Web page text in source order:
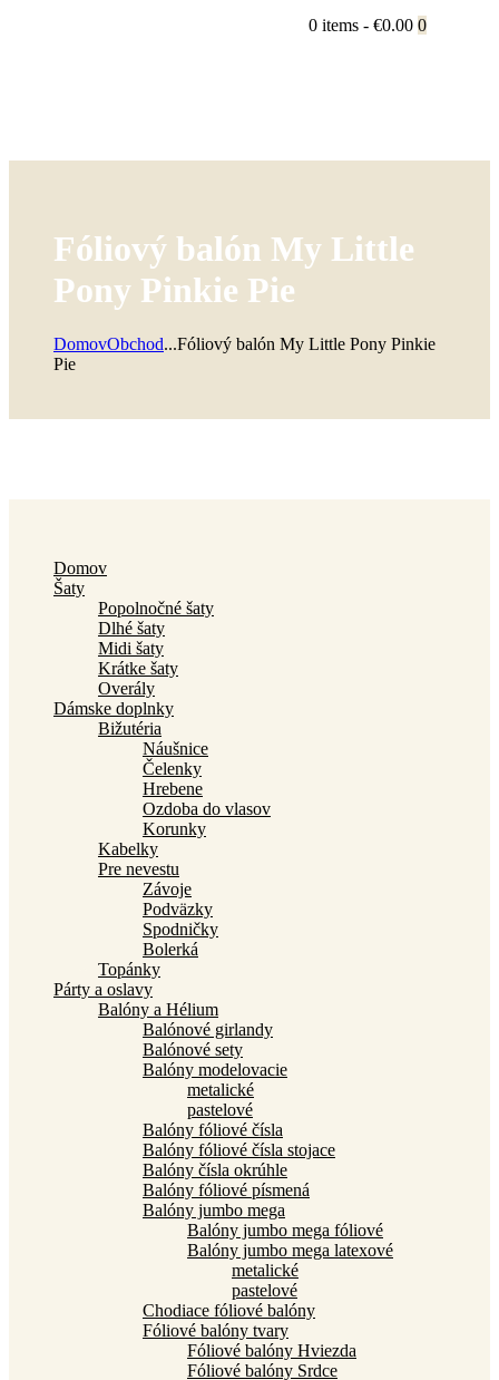
0 items -€0.00 0
Fóliový balón My Little
Pony Pinkie Pie
DomovObchod...Fóliový balón My Little Pony Pinkie
Pie
Domov
Šaty
Popolnočné šaty
Dlhé šaty
Midi šaty
Krátke šaty
Overály
Dámske doplnky
Bižutéria
Náušnice
Čelenky
Hrebene
Ozdoba do vlasov
Korunky
Kabelky
Pre nevestu
Závoje
Podväzky
Spodničky
Bolerká
Topánky
Párty a oslavy
Balóny a Hélium
Balónové girlandy
Balónové sety
Balóny modelovacie
metalické
pastelové
Balóny fóliové čísla
Balóny fóliové čísla stojace
Balóny čísla okrúhle
Balóny fóliové písmená
Balóny jumbo mega
Balóny jumbo mega fóliové
Balóny jumbo mega latexové
metalické
pastelové
Chodiace fóliové balóny
Fóliové balóny tvary
Fóliové balóny Hviezda
Fóliové balóny Srdce